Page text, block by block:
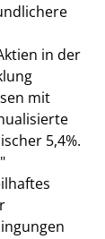
in der
mit
5,4%.